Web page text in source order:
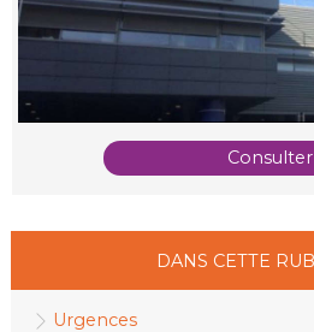
Consulter
DANS CETTE
Urgences